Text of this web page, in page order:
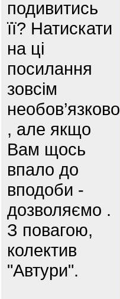
подивитись
її? Натискати
на ці
посилання
зовсім
необов’язково
, але якщо
Вам щось
впало до
вподоби -
дозволяємо .
З повагою,
колектив
"Автури".